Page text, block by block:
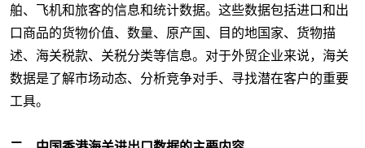
舶、飞机和旅客的信息和统计数据。这些数据包括进口和出
口商品的货物价值、数量、原产国、目的地国家、货物描
述、海关税款、关税分类等信息。对于外贸企业来说，海关
数据是了解市场动态、分析竞争对手、寻找潜在客户的重要
工具。